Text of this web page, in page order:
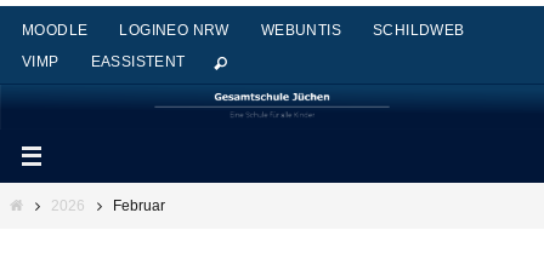
Zum
Inhalt
springen
MOODLE LOGINEO NRW WEBUNTIS
SCHILDWEB
VIMP
EASSISTENT
Start2026 Februar